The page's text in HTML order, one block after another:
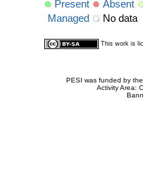
Present Absent
Managed
No data
This work is
PESI was funded by
Activity Area: